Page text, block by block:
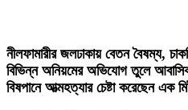
নীলফামারীর জলঢাকায় বেতন বৈষম্য,
বিভিন্ন অনিয়মের অভিযোগ তুলে
বিষপানে আত্মহত্যার চেষ্টা করেছেন এক